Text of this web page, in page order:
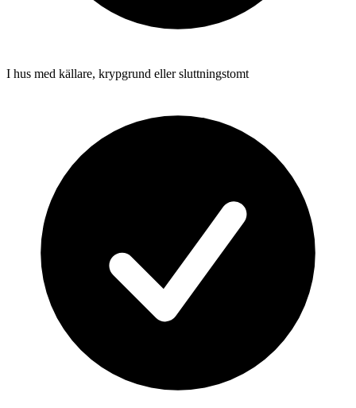
I hus med källare, krypgrund eller sluttningstomt